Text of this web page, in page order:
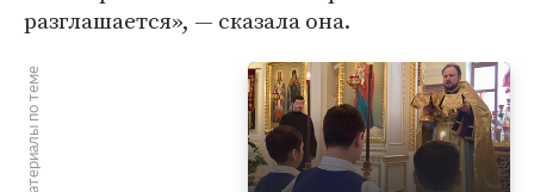
разглашается», — сказала она.
Материалы по теме